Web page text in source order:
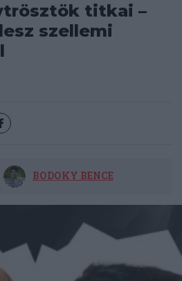
titkai –
szellemi
BODOKY BENCE